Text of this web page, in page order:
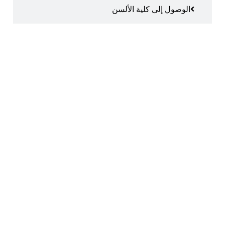
الوصول إلى كلية الألسن